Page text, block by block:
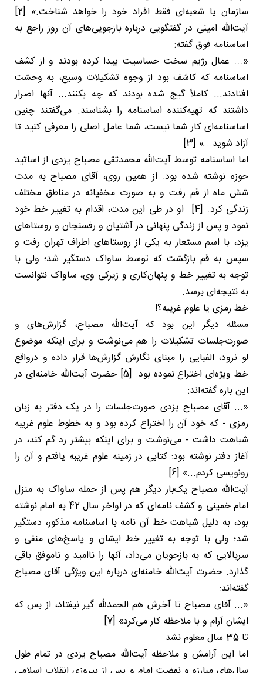
سازمان یا شعبه‌ای فقط افراد خود را خواهد شناخت.» [2]
آیت‌الله امینی در گفتگویی درباره بازجویی‌های آن روز راجع به
اساسنامه فوق گفته:
«... عمال رژیم سخت حساسیت پیدا کرده بودند و از کشف
اساسنامه که کاشف بود از وجوه تشکیلات وسیع، به وحشت
افتادند... کاملاً گیج شده بودند که چه بکنند... آنها اصرار
داشتند که تهیه‌کننده اساسنامه را بشناسند. می‌گفتند چنین
اساسنامه‌ای کار شما نیست، شما عامل اصلی را معرفی کنید تا
آزاد شوید...» [3]
اما اساسنامه توسط آیت‌الله محمدتقی مصباح یزدی از اساتید
حوزه نوشته شده بود. از همین روی، آقای مصباح به مدت
شش ماه از قم رفت و به صورت مخفیانه در مناطق مختلف
زندگی کرد. [4] او در طی این مدت، اقدام به تغییر خط خود
نمود و پس از زندگی پنهانی در آشتیان و رفسنجان و روستاهای
یزد، با اسم مستعار به یکی از روستاهای اطراف تهران رفت و
سپس به قم بازگشت که توسط ساواک دستگیر شد؛ ولی با
توجه به تغییر خط و پنهان‌کاری و زیرکی وی، ساواک نتوانست
به نتیجه‌ای برسد.
خط رمزی یا علوم غریبه؟!
مسئله دیگر این بود که آیت‌الله مصباح، گزارش‌های و
صورت‌جلسات تشکیلات را هم می‌نوشت و برای اینکه موضوع
لو نرود، الفبایی را مبنای نگارش گزارش‌ها قرار داده و درواقع
خط ویژه‌ای اختراع نموده بود. [5] حضرت آیت‌الله خامنه‌ای در
این باره گفته‌اند:
«... آقای مصباح یزدی صورت‌جلسات را در یک دفتر به زبان
رمزی - که خود آن را اختراع کرده بود و به خطوط علوم غریبه
شباهت داشت - می‌نوشت و برای اینکه بیشتر رد گم کند، در
آغاز دفتر نوشته بود: کتابی در زمینه علوم غریبه یافتم و آن را
رونویسی کردم...» [6]
آیت‌الله مصباح یک‌بار دیگر هم پس از حمله ساواک به منزل
امام خمینی و کشف نامه‌ای که در اواخر سال 42 به امام نوشته
بود، به دلیل شباهت خط آن نامه با اساسنامه مذکور، دستگیر
شد؛ ولی با توجه به تغییر خط ایشان و پاسخ‌های منفی و
سربالایی که به بازجویان می‌داد، آنها را ناامید و ناموفق باقی
گذارد. حضرت آیت‌الله خامنه‌ای درباره این ویژگی آقای مصباح
گفته‌اند:
«... آقای مصباح تا آخرش هم الحمدلله گیر نیفتاد، از بس که
ایشان آرام و با ملاحظه کار می‌کرد» [7]
تا 35 سال معلوم نشد
اما این آرامش و ملاحظه آیت‌الله مصباح یزدی در تمام طول